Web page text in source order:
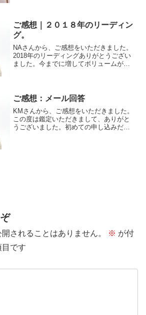
ご感想｜２０１８年のリーディン
グ。
NAさんから、ご感想をいただきました。
2018年のリーディングありがとうござい
ました。今までに増してボリュームがあ
ご感想：メール回答
KMさんから、ご感想をいただきました。
この度は鑑定いただきまして、ありがと
うございました。初めての申し込みだっ
されることはありません。 ※ が付
です